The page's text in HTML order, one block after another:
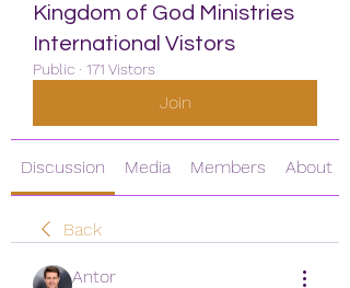
Kingdom of God Ministries
International Vistors
Public · 171 Vistors
Join
Discussion Media Members About
Back
Antor